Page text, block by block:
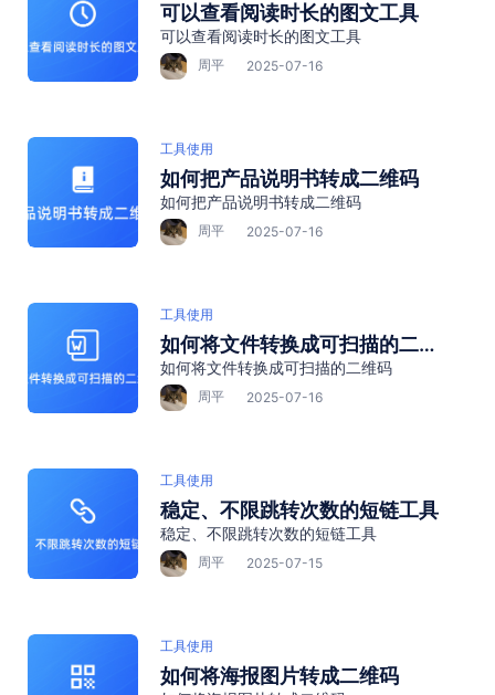
可以查看阅读时长的图文工具
可以查看阅读时长的图文工具
周平 2025-07-16
工具使用
如何把产品说明书转成二维码
如何把产品说明书转成二维码
周平 2025-07-16
工具使用
如何将文件转换成可扫描的二维
码
如何将文件转换成可扫描的二维码
周平 2025-07-16
工具使用
稳定、不限跳转次数的短链工具
稳定、不限跳转次数的短链工具
周平 2025-07-15
工具使用
如何将海报图片转成二维码